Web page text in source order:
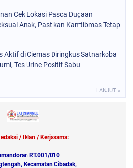
Cek Lokasi Pasca Dugaan
Anak, Pastikan Kamtibmas Tetap
Aktif di Ciemas Diringkus Satnarkoba
Tes Urine Positif Sabu
LANJUT »
/ Iklan / Kerjasama:
RT.001/010
Kecamatan Cibadak,